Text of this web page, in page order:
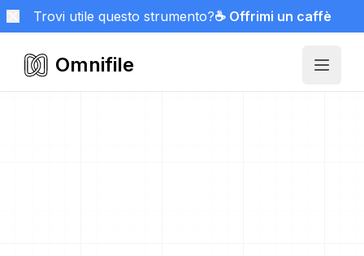
Trovi utile questo strumento?☕ Offrimi un caffè
Omnifile